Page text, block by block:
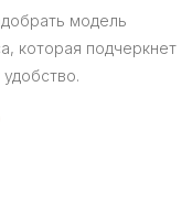
модель
которая подчеркнет